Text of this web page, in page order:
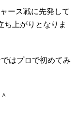
ース戦に先発して
ち上がりとなりま
はプロで初めてみ